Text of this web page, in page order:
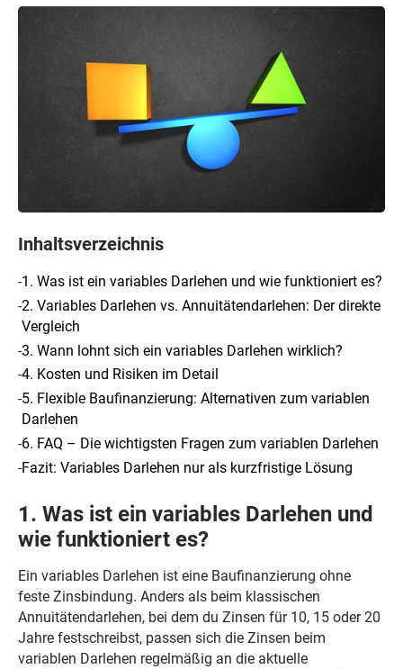
Inhaltsverzeichnis
-1. Was ist ein variables Darlehen und wie funktioniert es?
-2. Variables Darlehen vs. Annuitätendarlehen: Der direkte
Vergleich
-3. Wann lohnt sich ein variables Darlehen wirklich?
-4. Kosten und Risiken im Detail
-5. Flexible Baufinanzierung: Alternativen zum variablen
Darlehen
-6. FAQ – Die wichtigsten Fragen zum variablen Darlehen
-Fazit: Variables Darlehen nur als kurzfristige Lösung
1. Was ist ein variables Darlehen und
wie funktioniert es?
Ein variables Darlehen ist eine Baufinanzierung ohne
feste Zinsbindung. Anders als beim klassischen
Annuitätendarlehen, bei dem du Zinsen für 10, 15 oder 20
Jahre festschreibst, passen sich die Zinsen beim
variablen Darlehen regelmäßig an die aktuelle